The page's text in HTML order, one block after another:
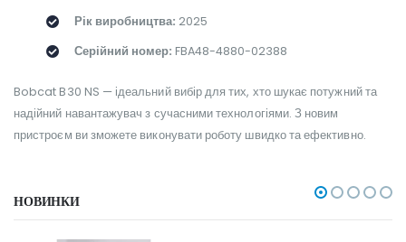
Рік виробництва: 2025
Серійний номер: FBA48-4880-02388
Bobcat B30 NS — ідеальний вибір для тих, хто шукає потужний та
надійний навантажувач з сучасними технологіями. З новим
пристроєм ви зможете виконувати роботу швидко та ефективно.
НОВИНКИ